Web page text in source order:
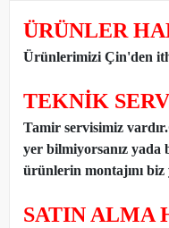
ÜRÜNLER
Ürünlerimizi Çin'den
TEKNİK
Tamir servisimiz
yer bilmiyorsanız yada
ürünlerin montajını
SATIN ALMA